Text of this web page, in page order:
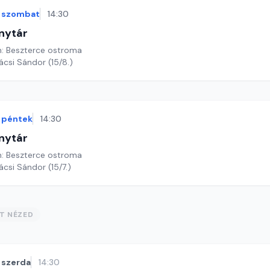
szombat 14:30
Beszterce ostroma
Sándor (15/8.)
péntek 14:30
Beszterce ostroma
Sándor (15/7.)
NÉZED
szerda 14:30